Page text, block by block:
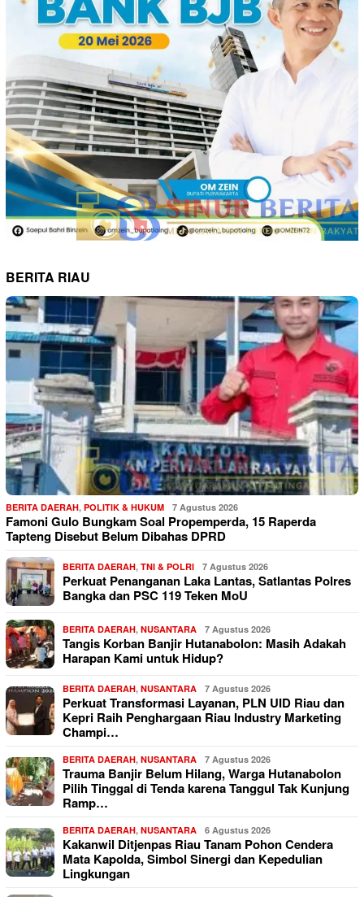
BERITA RIAU
BERITA DAERAH, POLITIK & HUKUM 7 Agustus 2026
Famoni Gulo Bungkam Soal Propemperda, 15 Raperda
Tapteng Disebut Belum Dibahas DPRD
BERITA DAERAH, TNI & POLRI 7 Agustus 2026
Perkuat Penanganan Laka Lantas, Satlantas Polres
Bangka dan PSC 119 Teken MoU
BERITA DAERAH, NUSANTARA 7 Agustus 2026
Tangis Korban Banjir Hutanabolon: Masih Adakah
Harapan Kami untuk Hidup?
BERITA DAERAH, NUSANTARA 7 Agustus 2026
Perkuat Transformasi Layanan, PLN UID Riau dan
Kepri Raih Penghargaan Riau Industry Marketing
Champi…
BERITA DAERAH, NUSANTARA 7 Agustus 2026
Trauma Banjir Belum Hilang, Warga Hutanabolon
Pilih Tinggal di Tenda karena Tanggul Tak Kunjung
Ramp…
BERITA DAERAH, NUSANTARA 6 Agustus 2026
Kakanwil Ditjenpas Riau Tanam Pohon Cendera
Mata Kapolda, Simbol Sinergi dan Kepedulian
Lingkungan